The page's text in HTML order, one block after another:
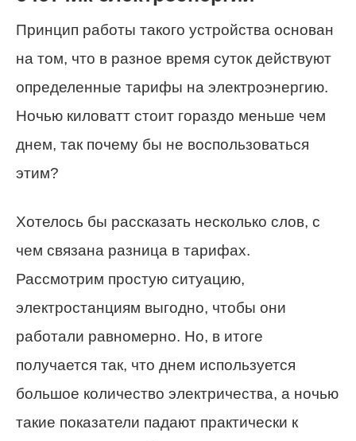
Принцип работы такого устройства основан
на том, что в разное время суток действуют
определенные тарифы на электроэнергию.
Ночью киловатт стоит гораздо меньше чем
днем, так почему бы не воспользоваться
этим?
Хотелось бы рассказать несколько слов, с
чем связана разница в тарифах.
Рассмотрим простую ситуацию,
электростанциям выгодно, чтобы они
работали равномерно. Но, в итоге
получается так, что днем используется
большое количество электричества, а ночью
такие показатели падают практически к